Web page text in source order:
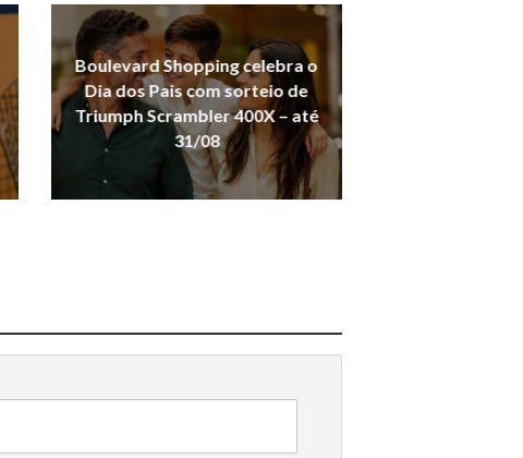
Boulevard Shopping celebra o
Dia dos Pais com sorteio de
Triumph Scrambler 400X – até
31/08